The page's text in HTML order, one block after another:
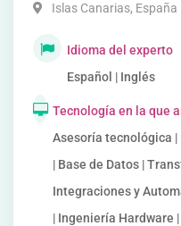
Islas Canarias, España
Idioma del experto
Español | Inglés
Tecnología en la que
Asesoría tecnológica |
| Base de Datos |
Integraciones y
| Ingeniería Hardware